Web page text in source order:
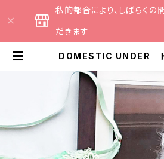
私的都合により、しばらくの
だきます
DOMESTIC UNDER ド
ラジャー ブラ （ライト
D2242 | CATHE 日本
リーブランドのセレク